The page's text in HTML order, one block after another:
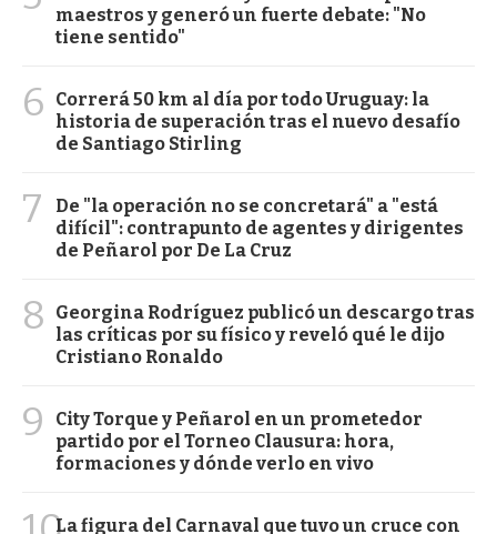
maestros y generó un fuerte debate: "No
tiene sentido"
6
Correrá 50 km al día por todo Uruguay: la
historia de superación tras el nuevo desafío
de Santiago Stirling
7
De "la operación no se concretará" a "está
difícil": contrapunto de agentes y dirigentes
de Peñarol por De La Cruz
8
Georgina Rodríguez publicó un descargo tras
las críticas por su físico y reveló qué le dijo
Cristiano Ronaldo
9
City Torque y Peñarol en un prometedor
partido por el Torneo Clausura: hora,
formaciones y dónde verlo en vivo
La figura del Carnaval que tuvo un cruce con